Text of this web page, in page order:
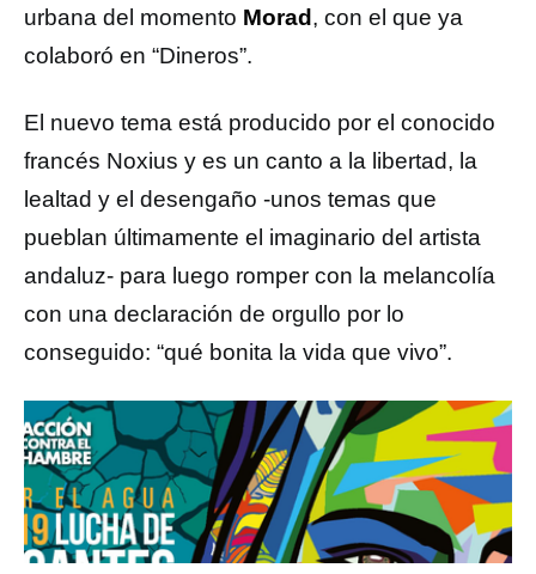
urbana del momento Morad , con el que ya
colaboró en “Dineros”.
El nuevo tema está producido por el conocido
francés Noxius y es un canto a la libertad, la
lealtad y el desengaño -unos temas que
pueblan últimamente el imaginario del artista
andaluz- para luego romper con la melancolía
con una declaración de orgullo por lo
conseguido: “qué bonita la vida que vivo”.